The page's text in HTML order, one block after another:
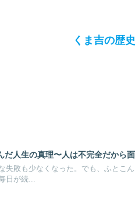
くま吉の歴
だ人生の真理〜人は不完全だから
失敗も少なくなった。でも、ふとこ
日が続...